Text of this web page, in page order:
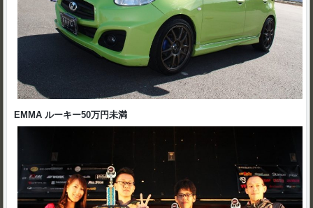
EMMA ルーキー50万円未満